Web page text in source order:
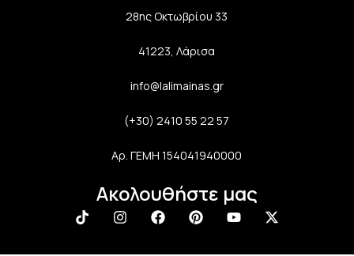
28ης Οκτωβρίου 33
41223, Λάρισα
info@lalimainas.gr
(+30) 2410 55 22 57
Αρ. ΓΕΜΗ 154041940000
Ακολουθήστε μας